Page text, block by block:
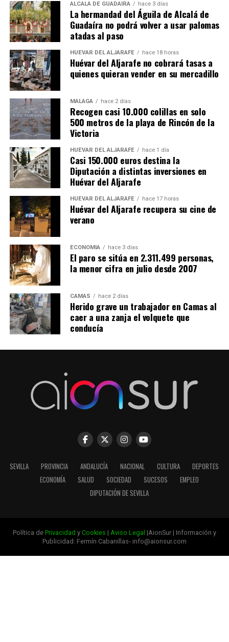
ALCALÁ DE GUADAÍRA hace 3 días
La hermandad del Águila de Alcalá de
Guadaíra no podrá volver a usar palomas
atadas al paso
HUÉVAR DEL ALJARAFE hace 18 horas
Huévar del Aljarafe no cobrará tasas a
quienes quieran vender en su mercadillo
MÁLAGA hace 2 días
Recogen casi 10.000 colillas en solo
500 metros de la playa de Rincón de la
Victoria
HUÉVAR DEL ALJARAFE hace 1 día
Casi 150.000 euros destina la
Diputación a distintas inversiones en
Huévar del Aljarafe
HUÉVAR DEL ALJARAFE hace 17 horas
Huévar del Aljarafe recupera su cine de
verano
ECONOMÍA hace 3 días
El paro se sitúa en 2.311.499 personas,
la menor cifra en julio desde 2007
CAMAS hace 2 días
Herido grave un trabajador en Camas al
caer a una zanja el volquete que
conducía
SEVILLA PROVINCIA ANDALUCÍA NACIONAL CULTURA
DEPORTES
ECONOMÍA
SALUD SOCIEDAD SUCESOS
EMPLEO
DIPUTACIÓN DE SEVILLA
Política de Privacidad y Cookies | Aviso Legal |AionSur | Información y
Publicidad: Fermín Cabanillas- info@aionsur.com